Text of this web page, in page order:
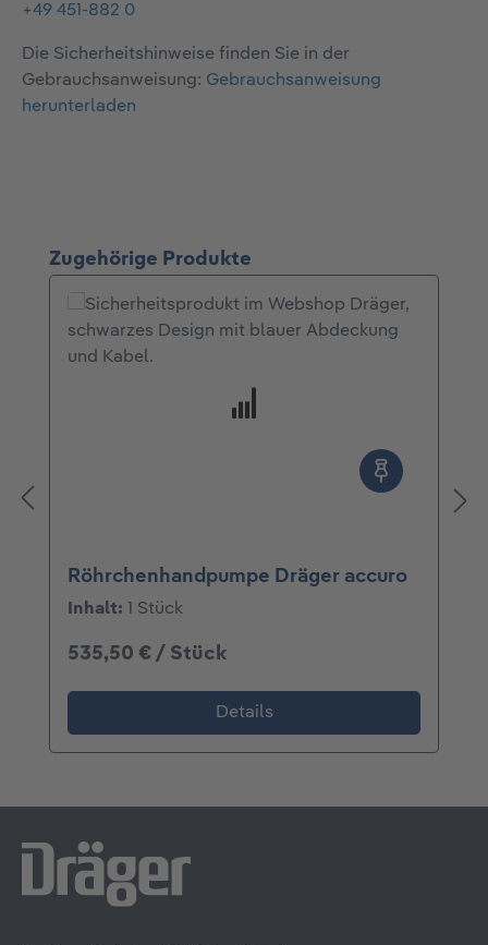
+49 451-882 0
Die Sicherheitshinweise finden Sie in der
Gebrauchsanweisung: Gebrauchsanweisung
herunterladen
Produktgalerie überspringen
Zugehörige Produkte
Röhrchenhandpumpe Dräger accuro
Inhalt: 1 Stück
535,50 € / Stück
Details